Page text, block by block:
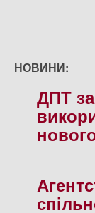
НОВИНИ:
ДПТ